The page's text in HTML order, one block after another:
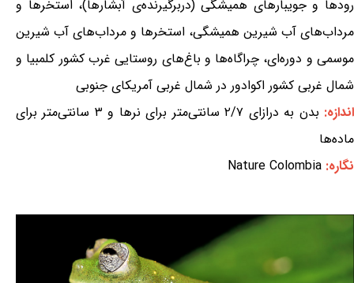
رودها و جویبارهای همیشگی (دربرگیرنده‌ی آبشارها)، استخرها و
مرداب‌های آب شیرین همیشگی، استخرها و مرداب‌های آب شیرین
موسمی و دوره‌ای، چراگاه‌ها و باغ‌های روستایی غرب کشور کلمبیا و
شمال غربی کشور اکوادور در شمال غربی آمریکای جنوبی
اندازه:
بدن به درازای ۲/۷ سانتی‌متر برای نرها و ۳ سانتی‌متر برای
ماده‌ها
نگاره: Nature Colombia